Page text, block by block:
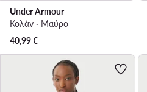
Under Armour
Κολάν · Μαύρο
40,99€